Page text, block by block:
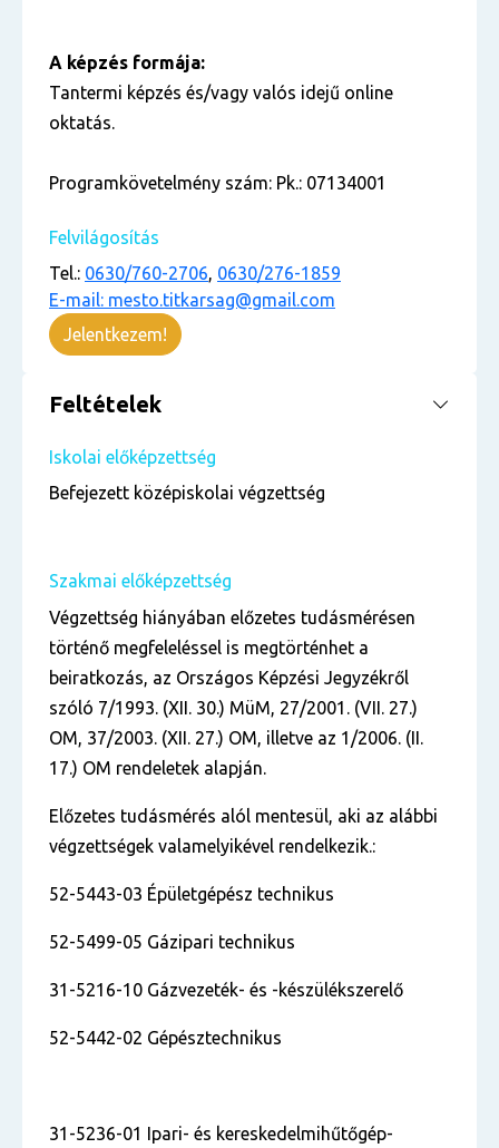
A képzés formája:
Tantermi képzés és/vagy valós idejű online
oktatás.
Programkövetelmény szám: Pk.: 07134001
Felvilágosítás
Tel.: 0630/760-2706, 0630/276-1859
E-mail: mesto.titkarsag@gmail.com
Jelentkezem!
Feltételek
Iskolai előképzettség
Befejezett középiskolai végzettség
Szakmai előképzettség
Végzettség hiányában előzetes tudásmérésen
történő megfeleléssel is megtörténhet a
beiratkozás, az Országos Képzési Jegyzékről
szóló 7/1993. (XII. 30.) MüM, 27/2001. (VII. 27.)
OM, 37/2003. (XII. 27.) OM, illetve az 1/2006. (II.
17.) OM rendeletek alapján.
Előzetes tudásmérés alól mentesül, aki az alábbi
végzettségek valamelyikével rendelkezik.:
52-5443-03 Épületgépész technikus
52-5499-05 Gázipari technikus
31-5216-10 Gázvezeték- és -készülékszerelő
52-5442-02 Gépésztechnikus
31-5236-01 Ipari- és kereskedelmihűtőgép-